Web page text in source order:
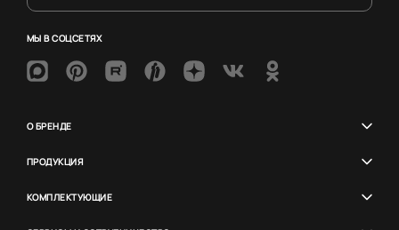
МЫ В СОЦСЕТЯХ
О БРЕНДЕ
ПРОДУКЦИЯ
КОМПЛЕКТУЮЩИЕ